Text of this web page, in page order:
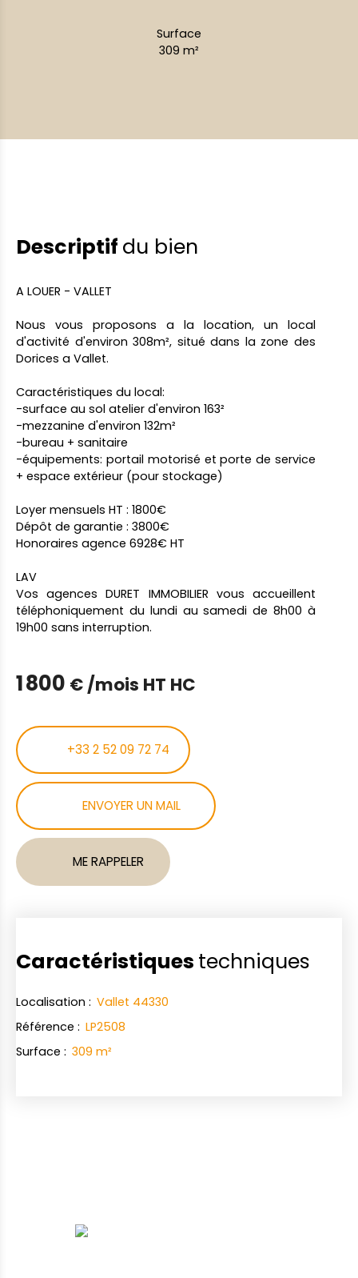
Surface
309 m²
Descriptif du bien
A LOUER - VALLET
Nous vous proposons a la location, un local
d'activité d'environ 308m², situé dans la zone des
Dorices a Vallet.
Caractéristiques du local:
-surface au sol atelier d'environ 163²
-mezzanine d'environ 132m²
-bureau + sanitaire
-équipements: portail motorisé et porte de service
+ espace extérieur (pour stockage)
Loyer mensuels HT : 1800€
Dépôt de garantie : 3800€
Honoraires agence 6928€ HT
LAV
Vos agences DURET IMMOBILIER vous accueillent
téléphoniquement du lundi au samedi de 8h00 à
19h00 sans interruption.
1 800 € /mois HT HC
+33 2 52 09 72 74
ENVOYER UN MAIL
ME RAPPELER
Caractéristiques techniques
Localisation : Vallet 44330
Référence : LP2508
Surface : 309 m²